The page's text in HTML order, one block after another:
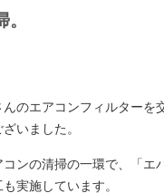
のエアコンフィルターを
いました。
ンの清掃の一環で、「エ
実施しています。